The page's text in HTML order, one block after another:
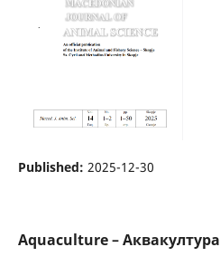
Published: 2025-12-30
Aquaculture – Аквакултура